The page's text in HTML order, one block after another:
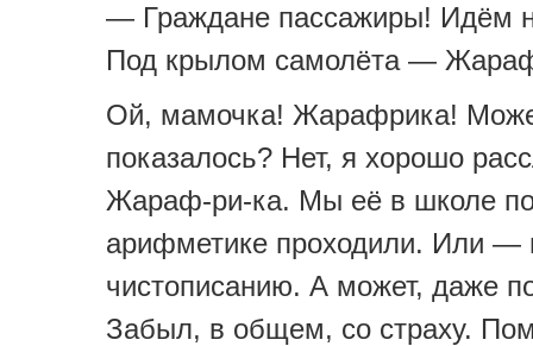
— Граждане пассажиры! Идём
Под крылом самолёта —
Ой, мамочка! Жарафрика!
показалось? Нет, я хорошо
Жараф-ри-ка. Мы её в школе
арифметике проходили. Или —
чистописанию. А может, даже
Забыл, в общем, со страху.